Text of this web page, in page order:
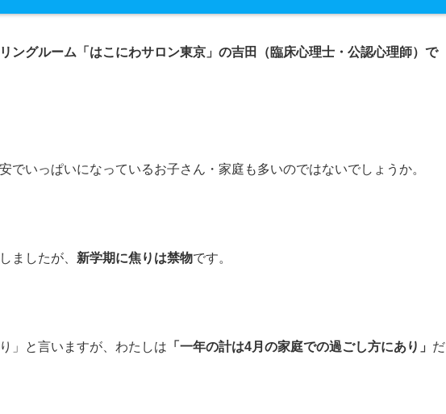
ングルーム「はこにわサロン東京」の吉田（臨床心理士・公認心理師）で
でいっぱいになっているお子さん・家庭も多いのではないでしょうか。
ましたが、 新学期に焦りは禁物です。
」と言いますが、わたしは 「一年の計は4月の家庭での過ごし方にあり」 だ